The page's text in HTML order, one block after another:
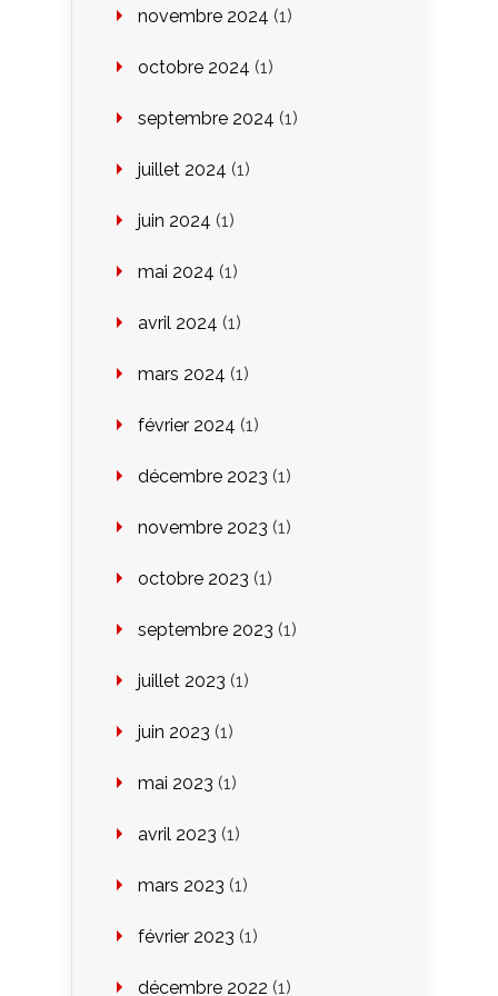
novembre 2024 (1)
octobre 2024 (1)
septembre 2024 (1)
juillet 2024 (1)
juin 2024 (1)
mai 2024 (1)
avril 2024 (1)
mars 2024 (1)
février 2024 (1)
décembre 2023 (1)
novembre 2023 (1)
octobre 2023 (1)
septembre 2023 (1)
juillet 2023 (1)
juin 2023 (1)
mai 2023 (1)
avril 2023 (1)
mars 2023 (1)
février 2023 (1)
décembre 2022 (1)